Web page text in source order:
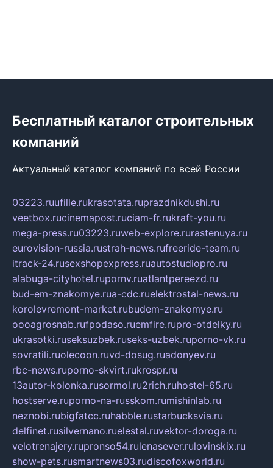
Бесплатный каталог строительных
компаний
Актуальный каталог компаний по всей России
03223.ruufille.rukrasotata.ruprazdnikdushi.ru
veetbox.rucinemapost.ruciam-fr.rukraft-you.ru
mega-press.ru03223.ruweb-explore.rurastenuya.ru
eurovision-russia.rustrah-news.rufreeride-team.ru
itrack-24.rusexshopexpress.ruautostudiopro.ru
alabuga-cityhotel.rupornv.ruatlantpereezd.ru
bud-em-znakomye.rua-cdc.ruelektrostal-news.ru
korolevremont-market.rubudem-znakomye.ru
oooagrosnab.rufpodaso.ruemfire.rupro-otdelky.ru
ukrasotki.ruseksuzbek.ruseks-uzbek.ruporno-vk.ru
sovratili.ruolecoon.ruvd-dosug.ruadonyev.ru
rbc-news.ruporno-skvirt.rukrospr.ru
13autor-kolonka.rusormol.ru2rich.ruhostel-65.ru
hostserve.ruporno-na-russkom.rumishinlab.ru
neznobi.rubigfatcc.ruhabble.rustarbucksvia.ru
delfinet.rusilvernano.ruelestal.ruvektor-doroga.ru
velotrenajery.rupronso54.rulenasever.rulovinskix.ru
show-pets.rusmartnews03.rudiscofoxworld.ru